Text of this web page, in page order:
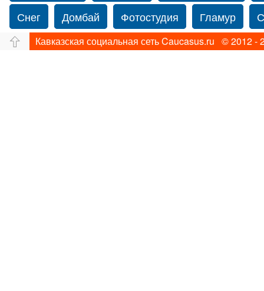
Снег
Домбай Фотостудия Гламур
Путешествие
Перевал Свадьба фото
Кавказская социальная сеть Caucasus.ru © 2012 -